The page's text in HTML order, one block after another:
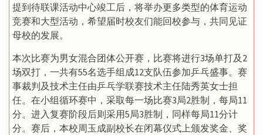
提到待联课活动中心竣工后，将举办更多类型的体育运动
竞赛和大型活动，希望届时校友们能回校参与，共同见证
母校的发展。
本次比赛为男女混合团体公开赛，比赛将进行3场单打及2
场双打，一共有55名选手组成12支队伍参加乒乓盛事。赛
事裁判及技术主任由乒乓学联赛技术主任陆秀英女士担
任。在小组循环赛中，采取每一场比赛3局2胜制，每局11
分。进入复赛阶段后则采用5局3胜制，同样每局11分计
分。赛后，本校周玉成副校长在闭幕仪式上颁发奖金、奖